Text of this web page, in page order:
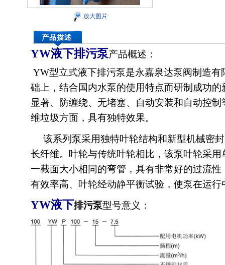
放大图片
产品描述
YW液下排污泵产品概述：
YW型立式液下排污泵是永嘉泉达泵阀制造
础上，结合国内水泵的使用特点而研制成功
显著、防缠绕、无堵塞、自动安装和自动控
维垃圾方面，具有独特效果。
该系列泵采用独特叶轮结构和新型机械密
长纤维。叶轮与传统叶轮相比，该泵叶轮采
一截面大小相同的弯管，具有非常好的过流
有效率高、叶轮经动静平衡试验，使泵在运
YW液下排污泵型号意义：